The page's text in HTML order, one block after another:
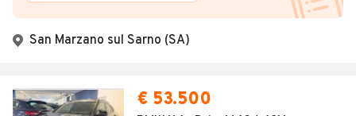
San Marzano sul Sarno (SA)
€ 53.500